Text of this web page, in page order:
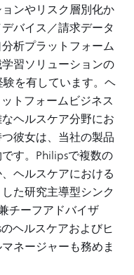
ンやリスク層別化か
バイス／請求データ
析プラットフォーム
習ソリューションの
を有しています。ヘ
トフォームビジネス
ヘルスケア分野にお
彼女は、当社の製品
す。Philipsで複数の
ヘルスケアにおける
た研究主導型シンク
チーフアドバイザ
ヘルスケアおよびヒ
ネージャーも務めま